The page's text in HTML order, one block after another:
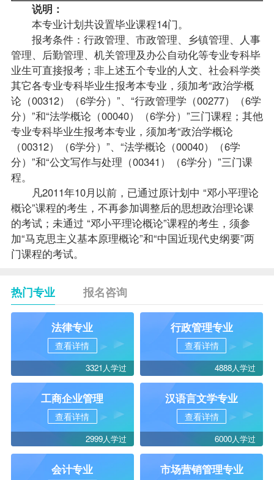
说明：
本专业计划共设置毕业课程14门。
报考条件：行政管理、市政管理、乡镇管理、人事
管理、后勤管理、机关管理及办公自动化等专业专科毕
业生可直接报考；非上述五个专业的人文、社会科学类
其它各专业专科毕业生报考本专业，须加考“政治学概
论 （00312）（6学分）”、“行政管理学 （00277）（6学
分）”和“法学概论 （00040）（6学分）”三门课程；其他
专业专科毕业生报考本专业，须加考“政治学概论
（00312）（6学分）”、“法学概论（00040）（6学
分）”和“公文写作与处理 （00341）（6学分）”三门课
程。
凡2011年10月以前，已通过原计划中 “邓小平理论
概论”课程的考生，不再参加调整后的思想政治理论课
的考试；未通过 “邓小平理论概论”课程的考生，须参
加“马克思主义基本原理概论”和“中国近现代史纲要”两
门课程的考试。
热门专业 报名咨询
法律专业
查看详情
3321人学过
行政管理专业
查看详情
4888人学过
工商企业管理
查看详情
2999人学过
汉语言文学专业
查看详情
6000人学过
会计专业 市场营销管理专业